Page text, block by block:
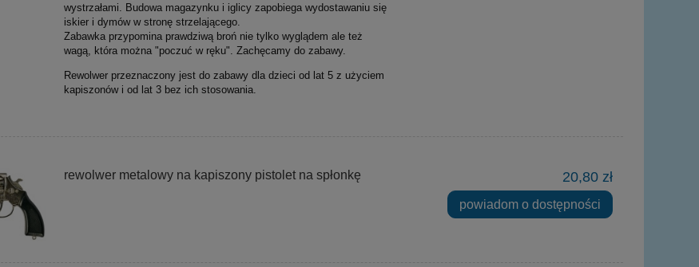
wystrzałami. Budowa magazynku i iglicy zapobiega wydostawaniu się
iskier i dymów w stronę strzelającego.
Zabawka przypomina prawdziwą broń nie tylko wyglądem ale też
wagą, która można "poczuć w ręku". Zachęcamy do zabawy.
Rewolwer przeznaczony jest do zabawy dla dzieci od lat 5 z użyciem
kapiszonów i od lat 3 bez ich stosowania.
rewolwer metalowy na kapiszony pistolet na spłonkę 20,80 zł
powiadom o dostępności